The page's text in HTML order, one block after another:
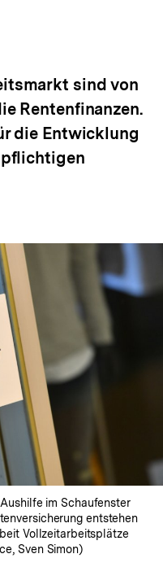
sind von
Rentenfinanzen.
die Entwicklung
im Schaufenster
entstehen
Vollzeitarbeitsplätze
Sven Simon)